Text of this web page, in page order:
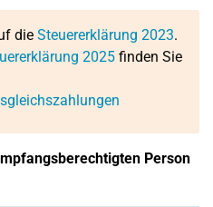
die Steuererklärung 2023.
2025 finden Sie
Person